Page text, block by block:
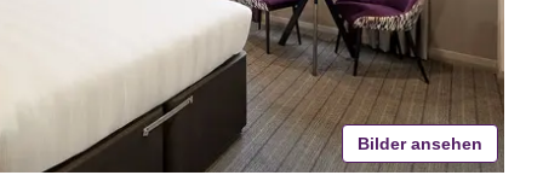
Bilder ansehen